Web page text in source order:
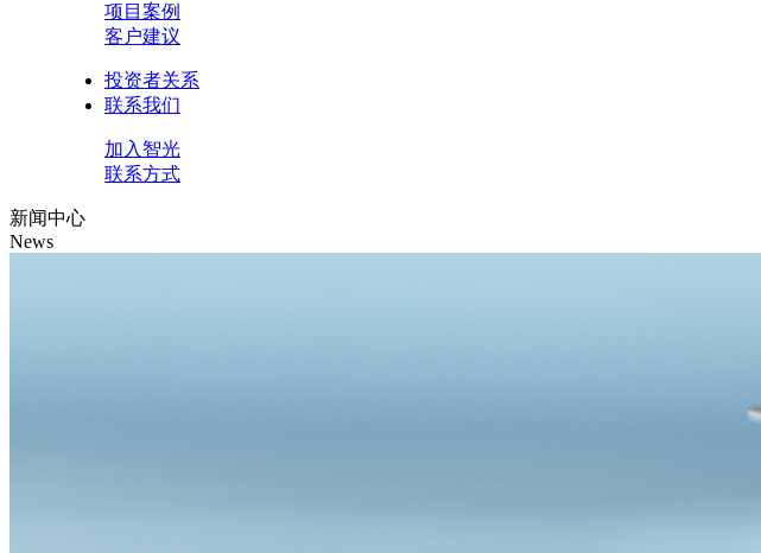
项目案例
客户建议
投资者关系
联系我们
加入智光
联系方式
新闻中心
News